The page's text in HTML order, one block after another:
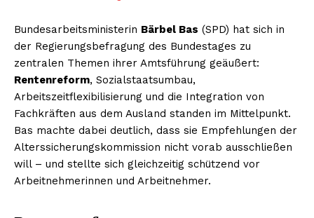
Bundesarbeitsministerin Bärbel Bas (SPD) hat sich in
der Regierungsbefragung des Bundestages zu
zentralen Themen ihrer Amtsführung geäußert:
Rentenreform, Sozialstaatsumbau,
Arbeitszeitflexibilisierung und die Integration von
Fachkräften aus dem Ausland standen im Mittelpunkt.
Bas machte dabei deutlich, dass sie Empfehlungen der
Alterssicherungskommission nicht vorab ausschließen
will – und stellte sich gleichzeitig schützend vor
Arbeitnehmerinnen und Arbeitnehmer.